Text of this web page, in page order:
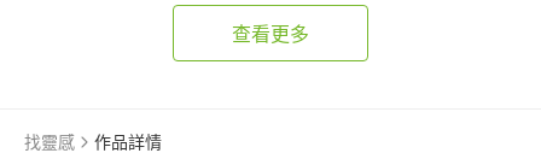
查看更多
找靈感 作品詳情